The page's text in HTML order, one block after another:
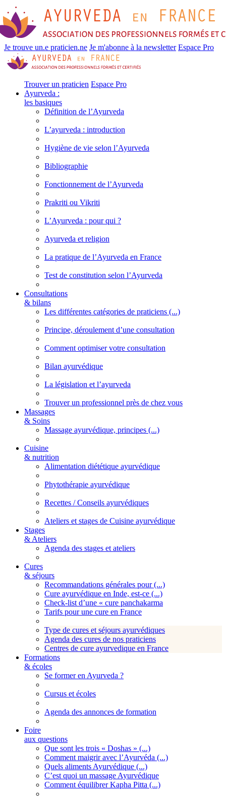
Je trouve un.e praticien.ne Je m'abonne à la newsletter Espace Pro
Trouver un praticien Espace Pro
Ayurveda :
les basiques
Définition de l’Ayurveda
L’ayurveda : introduction
Hygiène de vie selon l’Ayurveda
Bibliographie
Fonctionnement de l’Ayurveda
Prakriti ou Vikriti
L’Ayurveda : pour qui ?
Ayurveda et religion
La pratique de l’Ayurveda en France
Test de constitution selon l’Ayurveda
Consultations
& bilans
Les différentes catégories de praticiens (...)
Principe, déroulement d’une consultation
Comment optimiser votre consultation
Bilan ayurvédique
La législation et l’ayurveda
Trouver un professionnel près de chez vous
Massages
& Soins
Massage ayurvédique, principes (...)
Cuisine
& nutrition
Alimentation diététique ayurvédique
Phytothérapie ayurvédique
Recettes / Conseils ayurvédiques
Ateliers et stages de Cuisine ayurvédique
Stages
& Ateliers
Agenda des stages et ateliers
Cures
& séjours
Recommandations générales pour (...)
Cure ayurvédique en Inde, est-ce (...)
Check-list d’une « cure panchakarma
Tarifs pour une cure en France
Type de cures et séjours ayurvédiques
Agenda des cures de nos praticiens
Centres de cure ayurvedique en France
Formations
& écoles
Se former en Ayurveda ?
Cursus et écoles
Agenda des annonces de formation
Foire
aux questions
Que sont les trois « Doshas » (...)
Comment maigrir avec l’Ayurvéda (...)
Quels aliments Ayurvédique (...)
C’est quoi un massage Ayurvédique
Comment équilibrer Kapha Pitta (...)